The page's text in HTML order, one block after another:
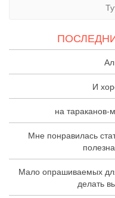
И
на тараканов-
Мне понравилась
Мало опрашиваемых
делать